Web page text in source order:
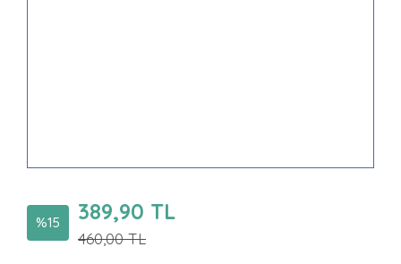
%15 389,90 TL
460,00 TL